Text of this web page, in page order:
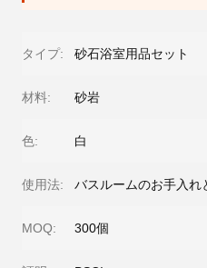
タイプ: 砂石浴室用品セット
材料: 砂岩
色: 白
使用法: バスルームのお手入れ
MOQ: 300個